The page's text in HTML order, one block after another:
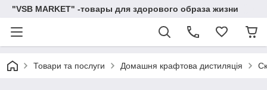
"VSB MARKET" -товары для здорового образа жизни
Товари та послуги Домашня крафтова дистиляція